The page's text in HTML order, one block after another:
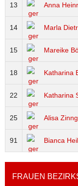
13 Anna
14 Marla
15 Mareike
18 Katharina
22 Katharina
25 Alisa
91 Bianca Heil
FRAUEN